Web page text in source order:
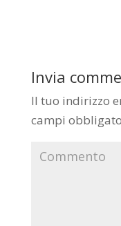
Invia
Il tuo indirizzo
campi